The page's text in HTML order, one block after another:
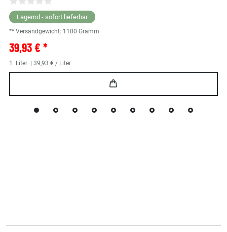
Lagernd - sofort lieferbar
** Versandgewicht: 1100 Gramm.
39,93 € *
1 Liter | 39,93 € / Liter